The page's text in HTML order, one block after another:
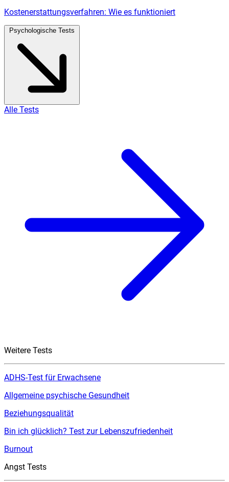
Kostenerstattungsverfahren: Wie es funktioniert
Alle Tests
Weitere Tests
ADHS-Test für Erwachsene
Allgemeine psychische Gesundheit
Beziehungsqualität
Bin ich glücklich? Test zur Lebenszufriedenheit
Burnout
Angst Tests